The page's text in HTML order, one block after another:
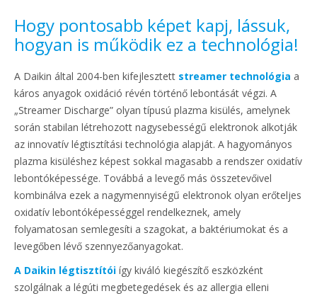
Hogy pontosabb képet kapj, lássuk,
hogyan is működik ez a technológia!
A Daikin által 2004-ben kifejlesztett streamer technológia a
káros anyagok oxidáció révén történő lebontását végzi. A
„Streamer Discharge” olyan típusú plazma kisülés, amelynek
során stabilan létrehozott nagysebességű elektronok alkotják
az innovatív légtisztítási technológia alapját. A hagyományos
plazma kisüléshez képest sokkal magasabb a rendszer oxidatív
lebontóképessége. Továbbá a levegő más összetevőivel
kombinálva ezek a nagymennyiségű elektronok olyan erőteljes
oxidatív lebontóképességgel rendelkeznek, amely
folyamatosan semlegesíti a szagokat, a baktériumokat és a
levegőben lévő szennyezőanyagokat.
A Daikin légtisztítói így kiváló kiegészítő eszközként
szolgálnak a légúti megbetegedések és az allergia elleni